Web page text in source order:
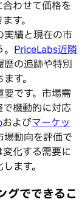
わせて価格を
す。
実績と現在の市
PriceLabs近隣
歴の追跡や特別
す。
要です。市場需
機動的に対応
およびマーケッ
場動向を評価で
変化する需要に
ます。
グでできるこ